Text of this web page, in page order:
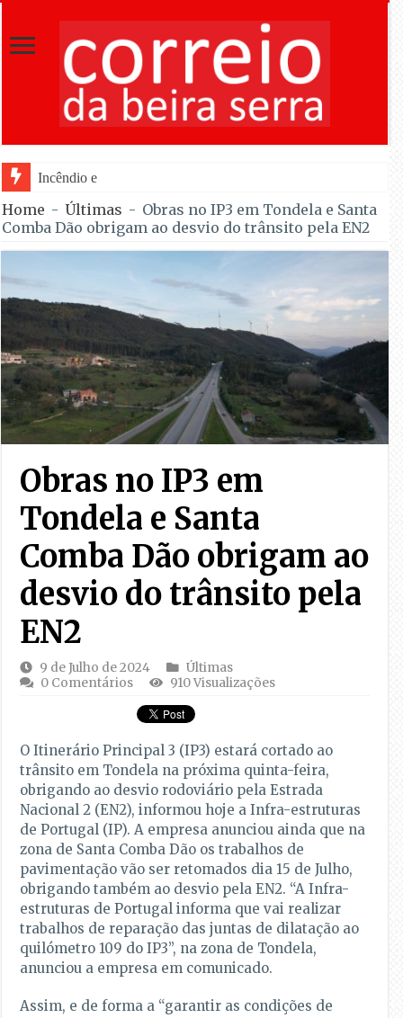
Incêndio em Fornos de Algodres dominado ap
Home - Últimas - Obras no IP3 em Tondela e Santa
Comba Dão obrigam ao desvio do trânsito pela EN2
Obras no IP3 em
Tondela e Santa
Comba Dão obrigam ao
desvio do trânsito pela
EN2
9 de Julho de 2024
Últimas
0 Comentários
910 Visualizações
O Itinerário Principal 3 (IP3) estará cortado ao
trânsito em Tondela na próxima quinta-feira,
obrigando ao desvio rodoviário pela Estrada
Nacional 2 (EN2), informou hoje a Infra-estruturas
de Portugal (IP). A empresa anunciou ainda que na
zona de Santa Comba Dão os trabalhos de
pavimentação vão ser retomados dia 15 de Julho,
obrigando também ao desvio pela EN2. “A Infra-
estruturas de Portugal informa que vai realizar
trabalhos de reparação das juntas de dilatação ao
quilómetro 109 do IP3”, na zona de Tondela,
anunciou a empresa em comunicado.
Assim, e de forma a “garantir as condições de